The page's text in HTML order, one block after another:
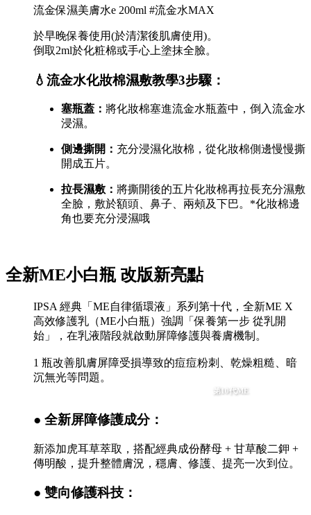
流金保濕美膚水e 200ml #流金水MAX
於早晚保養使用(於清潔後肌膚使用)。
倒取2ml於化粧棉或手心上塗抹全臉。
💧流金水化妝棉濕敷教學3步驟：
塞瓶蓋： 將化妝棉塞進流金水瓶蓋中，倒入流金水
浸濕。
側邊撕開： 充分浸濕化妝棉，從化妝棉側邊慢慢撕
開成五片。
拉長濕敷： 將撕開後的五片化妝棉再拉長充分濕敷
全臉，敷於額頭、鼻子、兩頰及下巴。*化妝棉邊
角也要充分浸濕哦
全新ME小白瓶 改版新亮點
IPSA 經典「ME自律循環液」系列第十代，全新ME X
高效修護乳（ME小白瓶）強調「保養第一步 從乳開
始」，在乳液階段就啟動屏障修護與養膚機制。
1 瓶改善肌膚屏障受損導致的痘痘粉刺、乾燥粗糙、暗
沉無光等問題。
● 全新屏障修護成分：
新添加虎耳草萃取，搭配經典成份酵母 + 甘草酸二鉀 +
傳明酸，提升整體膚況，穩膚、修護、提亮一次到位。
● 雙向修護科技：
第10代ME